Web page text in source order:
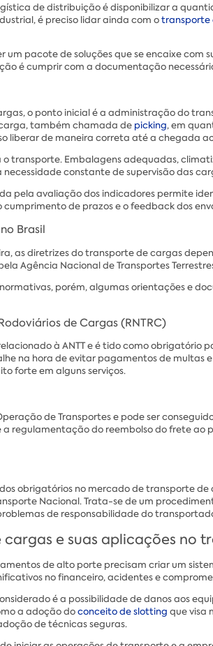
de distribuição é disponibilizar a
é preciso lidar ainda com otransporte
um pacote de soluções que se encaixe
é cumprir com a documentação
o ponto inicial é a administração do
também chamada de picking, em
liberar de maneira correta até a chegada
transporte. Embalagens adequadas,
constante de supervisão das
pela avaliação dos indicadores permite
de prazos e o feedback dos
Brasil
as diretrizes do transporte de cargas
Agência Nacional de Transportes
porém, algumas orientações e
de Cargas (RNTRC)
à ANTT e é tido como
na hora de evitar pagamentos de multas
forte em alguns serviços.
de Transportes e pode ser
a regulamentação do reembolso do frete
obrigatórios no mercado de transporte
Nacional. Trata-se de um
de responsabilidade do
e suas aplicações no
de alto porte precisam criar um
no financeiro, acidentes e
é a possibilidade de danos aos
a adoção doconceito de slotting que visa
de técnicas seguras.